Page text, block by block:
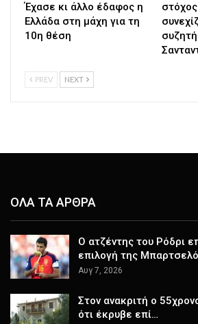
Έχασε κι άλλο έδαφος η
Ελλάδα στη μάχη για τη
10η θέση
PREV NEXT
ΟΛΑ ΤΑ ΑΡΘΡΑ
Ο ατζέντης του Ρόδρι
επιλογή της
Αυγ 7, 2026
Στον ανακριτή ο
ότι έκρυβε επί…